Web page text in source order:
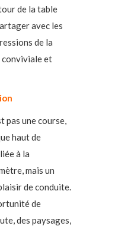
de la table
avec les
de la
conviviale et
pas une course,
haut de
à la
mais un
de conduite.
de
des paysages,